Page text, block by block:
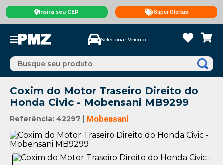
Insira seu CEP Super Ofertas
Selecionar Veículo
Busque seu produto
Coxim do Motor Traseiro Direito do
Honda Civic - Mobensani MB9299
Referência: 42297 Mobensani